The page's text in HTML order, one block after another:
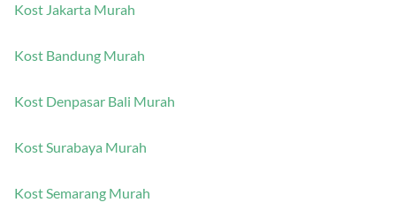
Kost Jakarta Murah
Kost Bandung Murah
Kost Denpasar Bali Murah
Kost Surabaya Murah
Kost Semarang Murah